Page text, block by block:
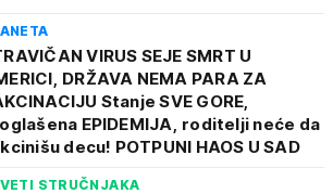
VIRUS SEJE SMRT U
DRŽAVA NEMA PARA ZA
Stanje SVE GORE,
EPIDEMIJA, roditelji neće da
decu! POTPUNI HAOS U SAD
STRUČNJAKA